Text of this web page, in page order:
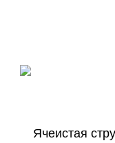
Ячеистая